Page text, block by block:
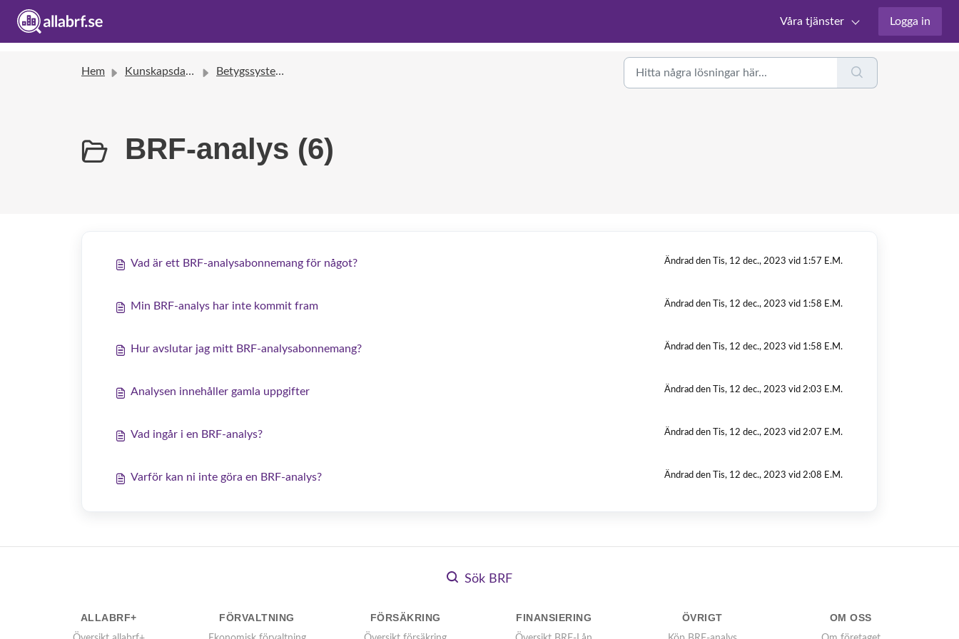
Våra tjänster Logga in
Hem Kunskapsdatabas Betygssystem & BRF-analys
BRF-analys (6)
Vad är ett BRF-analysabonnemang för något? Ändrad den Tis, 12 dec., 2023 vid 1:57 E.M.
Min BRF-analys har inte kommit fram Ändrad den Tis, 12 dec., 2023 vid 1:58 E.M.
Hur avslutar jag mitt BRF-analysabonnemang? Ändrad den Tis, 12 dec., 2023 vid 1:58 E.M.
Analysen innehåller gamla uppgifter Ändrad den Tis, 12 dec., 2023 vid 2:03 E.M.
Vad ingår i en BRF-analys? Ändrad den Tis, 12 dec., 2023 vid 2:07 E.M.
Varför kan ni inte göra en BRF-analys? Ändrad den Tis, 12 dec., 2023 vid 2:08 E.M.
Sök BRF
ALLABRF+ FÖRVALTNING FÖRSÄKRING FINANSIERING ÖVRIGT OM OSS